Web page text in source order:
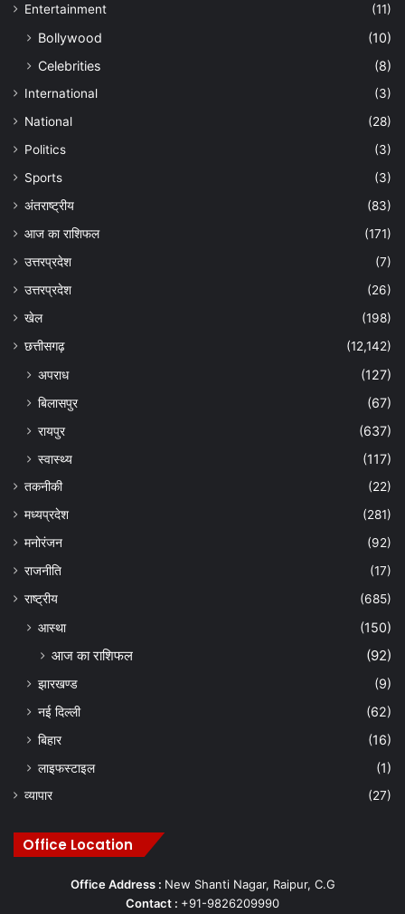
Entertainment
(11)
Bollywood
(10)
Celebrities
(8)
International
(3)
National
(28)
Politics
(3)
Sports
(3)
अंतराष्ट्रीय
(83)
आज का राशिफल
(171)
उत्तरप्रदेश
(7)
उत्तरप्रदेश
(26)
खेल
(198)
छत्तीसगढ़
(12,142)
अपराध
(127)
बिलासपुर
(67)
रायपुर
(637)
स्वास्थ्य
(117)
तकनीकी
(22)
मध्यप्रदेश
(281)
मनोरंजन
(92)
राजनीति
(17)
राष्ट्रीय
(685)
आस्था (150)
आज का राशिफल (92)
झारखण्ड
(9)
नई दिल्ली
(62)
बिहार
(16)
लाइफस्टाइल
(1)
व्यापार (27)
Office Location
Office Address : New Shanti Nagar, Raipur, C.G
Contact : +91-9826209990